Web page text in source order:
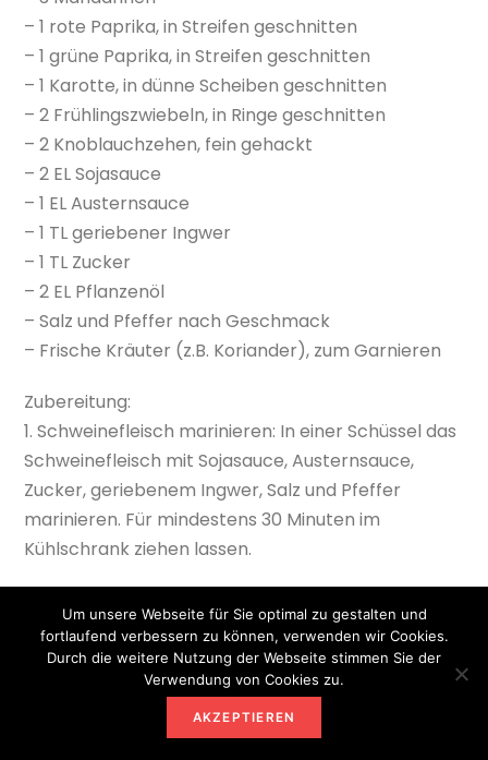
– 1 rote Paprika, in Streifen geschnitten
– 1 grüne Paprika, in Streifen geschnitten
– 1 Karotte, in dünne Scheiben geschnitten
– 2 Frühlingszwiebeln, in Ringe geschnitten
– 2 Knoblauchzehen, fein gehackt
– 2 EL Sojasauce
– 1 EL Austernsauce
– 1 TL geriebener Ingwer
– 1 TL Zucker
– 2 EL Pflanzenöl
– Salz und Pfeffer nach Geschmack
– Frische Kräuter (z.B. Koriander), zum Garnieren
Zubereitung:
1. Schweinefleisch marinieren: In einer Schüssel das
Schweinefleisch mit Sojasauce, Austernsauce,
Zucker, geriebenem Ingwer, Salz und Pfeffer
marinieren. Für mindestens 30 Minuten im
Kühlschrank ziehen lassen.
und in Segmente teilen. Die anderen zwei
Mandarinen auspressen und den Saft beiseite
3. Stir-Fry zubereiten: In einem Wok oder einer
Um unsere Webseite für Sie optimal zu gestalten und
fortlaufend verbessern zu können, verwenden wir Cookies.
Durch die weitere Nutzung der Webseite stimmen Sie der
Verwendung von Cookies zu.
AKZEPTIEREN